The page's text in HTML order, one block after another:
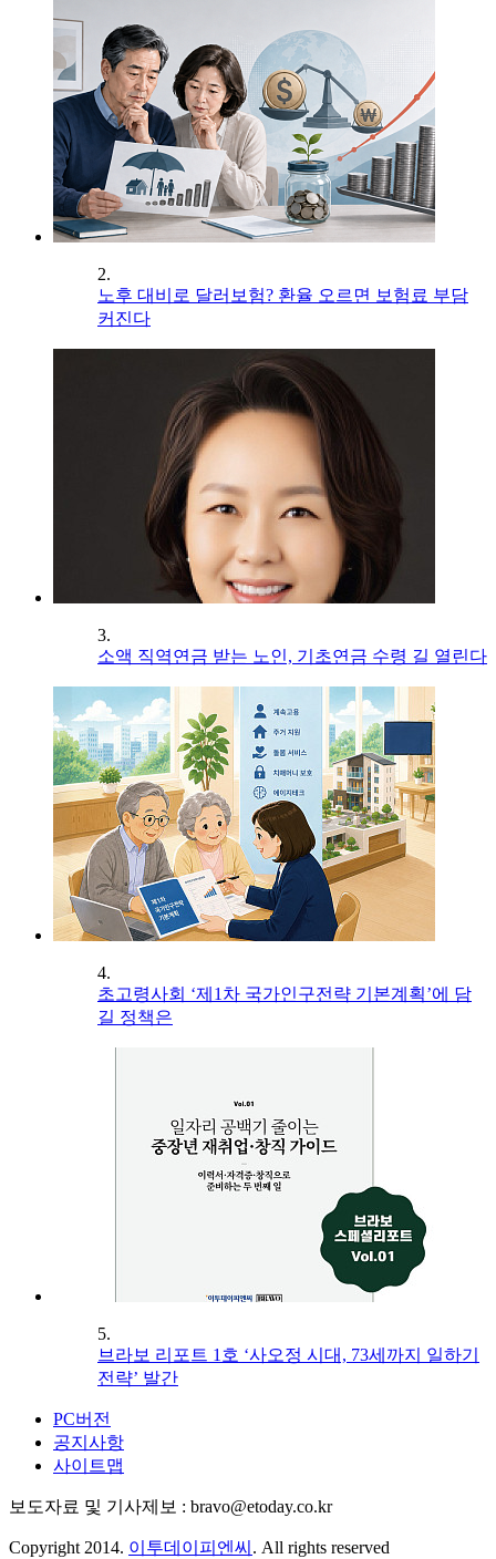
2.
노후 대비로 달러보험? 환율 오르면 보험료 부담
커진다
3.
소액 직역연금 받는 노인, 기초연금 수령 길 열린다
4.
초고령사회 ‘제1차 국가인구전략 기본계획’에 담
길 정책은
5.
브라보 리포트 1호 ‘사오정 시대, 73세까지 일하기
전략’ 발간
PC버전
공지사항
사이트맵
보도자료 및 기사제보 : bravo@etoday.co.kr
Copyright 2014. 이투데이피엔씨 . All rights reserved